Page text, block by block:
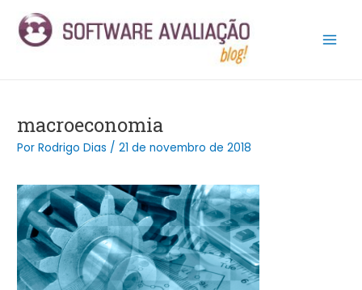
para
macroeconomia
PorRodrigo Dias /21 de novembro de 2018
navigation